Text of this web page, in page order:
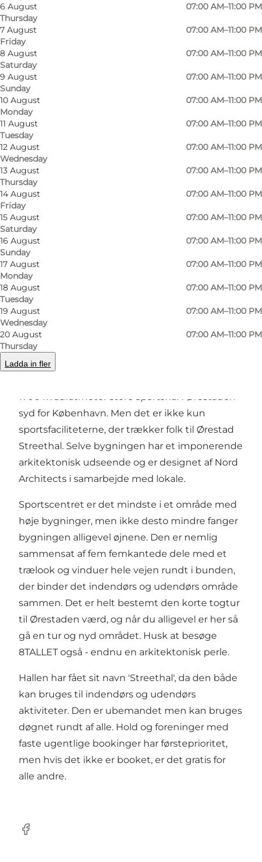
6 August
Thursday
07:00 AM–11:00 PM
7 August
Friday
07:00 AM–11:00 PM
8 August
Saturday
07:00 AM–11:00 PM
9 August
Sunday
07:00 AM–11:00 PM
10 August
Monday
07:00 AM–11:00 PM
11 August
Tuesday
07:00 AM–11:00 PM
12 August
Wednesday
07:00 AM–11:00 PM
13 August
Thursday
07:00 AM–11:00 PM
14 August
Friday
07:00 AM–11:00 PM
15 August
Saturday
07:00 AM–11:00 PM
16 August
Sunday
07:00 AM–11:00 PM
17 August
Monday
07:00 AM–11:00 PM
18 August
Tuesday
07:00 AM–11:00 PM
19 August
Wednesday
07:00 AM–11:00 PM
20 August
Thursday
07:00 AM–11:00 PM
Ladda in fler
Photo
© Ørestad Streethal
Photo
©
Ørestad Streethal er en arkitektonisk perle
med masser af potentiale
Der er nærmest ingen grænser for hvilke
1700 kvadratmeter store sportshal i Ørestaden
syd for København. Men det er ikke kun
sportsfaciliteterne, der trækker folk til Ørestad
Streethal. Selve bygningen har et imponerende
arkitektonisk udseende og er designet af Nord
Architects i samarbejde med lokale.
Sportscentret er det mindste i et område med
høje bygninger, men ikke desto mindre fanger
bygningen alligevel øjnene. Den er nemlig
sammensat af fem femkantede dele med et
trælook og vinduer hele vejen rundt i bunden,
der binder det indendørs og udendørs område
sammen. Det er helt bestemt den korte togtur
til Ørestaden værd, og når du alligevel er her så
gå en tur og nyd området. Husk at besøge
8TALLET også - endnu en arkitektonisk perle.
Hallen har fået sit navn 'Streethal', da den både
kan bruges til indendørs og udendørs
aktiviteter. Den er ubemandet men kan bruges
døgnet rundt af alle. Hold og foreninger med
faste ugentlige bookinger har førsteprioritet,
men hvis det ikke er booket, er det gratis for
alle andre.
Facebook